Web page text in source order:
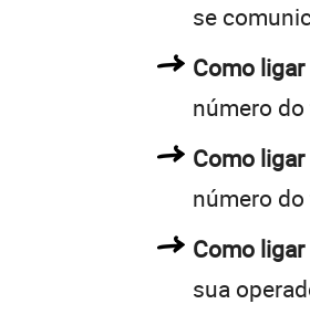
se
Como
número
Como
número
Como
sua